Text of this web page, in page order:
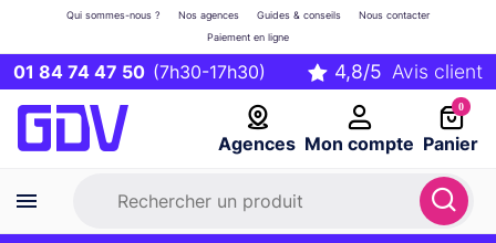
01 84 74 47 50 (7h30-17h30)
Agences Mon compte
Qui sommes-nous ? Nos agences Guides & conseils
Nous contacter
Paiement en ligne
0
Panier